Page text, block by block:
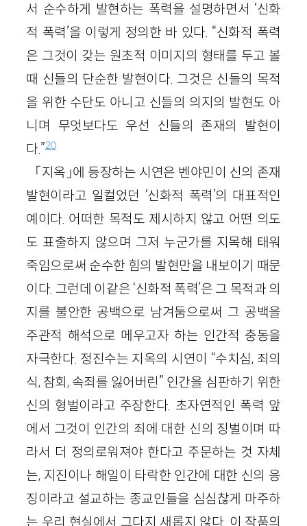
서 순수하게 발현하는 폭력을 설명하면서 ‘신화
적 폭력’을 이렇게 정의한 바 있다. “신화적 폭력
은 그것이 갖는 원초적 이미지의 형태를 두고 볼
때 신들의 단순한 발현이다. 그것은 신들의 목적
을 위한 수단도 아니고 신들의 의지의 발현도 아
니며 무엇보다도 우선 신들의 존재의 발현이
다.”20
「지옥」에 등장하는 시연은 벤야민이 신의 존재
발현이라고 일컬었던 ‘신화적 폭력’의 대표적인
예이다. 어떠한 목적도 제시하지 않고 어떤 의도
도 표출하지 않으며 그저 누군가를 지목해 태워
죽임으로써 순수한 힘의 발현만을 내보이기 때문
이다. 그런데 이같은 ‘신화적 폭력’은 그 목적과 의
지를 불안한 공백으로 남겨둠으로써 그 공백을
주관적 해석으로 메우고자 하는 인간적 충동을
자극한다. 정진수는 지옥의 시연이 “수치심, 죄의
식, 참회, 속죄를 잃어버린” 인간을 심판하기 위한
신의 형벌이라고 주장한다. 초자연적인 폭력 앞
에서 그것이 인간의 죄에 대한 신의 징벌이며 따
라서 더 정의로워져야 한다고 주문하는 것 자체
는, 지진이나 해일이 타락한 인간에 대한 신의 응
징이라고 설교하는 종교인들을 심심찮게 마주하
는 우리 현실에서 그다지 새롭지 않다. 이 작품의